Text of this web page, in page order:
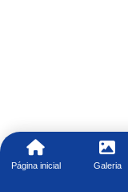
Página inicial
Galeria